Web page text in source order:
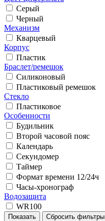
Серый
Черный
Механизм
Кварцевый
Корпус
Пластик
Браслет/ремешок
Силиконовый
Пластиковый ремешок
Стекло
Пластиковое
Особенности
Будильник
Второй часовой пояс
Календарь
Секундомер
Таймер
Формат времени 12/24ч
Часы-хронограф
Водозащита
WR100
Показать Сбросить фильтры